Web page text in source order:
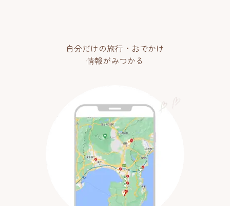
自分だけの旅行・おでかけ
情報がみつかる